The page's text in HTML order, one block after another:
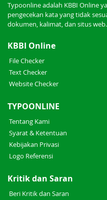
Typoonline adalah KBBI Online
pengecekan kata yang tidak
dokumen, kalimat, dan situs web.
KBBI Online
File Checker
Text Checker
Website Checker
TYPOONLINE
Tentang Kami
Syarat & Ketentuan
Kebijakan Privasi
Logo Referensi
Kritik dan Saran
Beri Kritik dan Saran